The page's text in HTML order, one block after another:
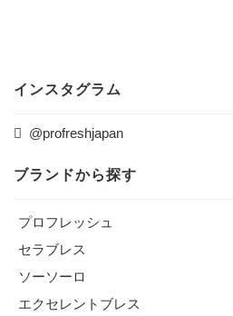
インスタグラム
@profreshjapan
ブランドから探す
プロフレッシュ
セラブレス
ソーソーロ
エクセレントブレス